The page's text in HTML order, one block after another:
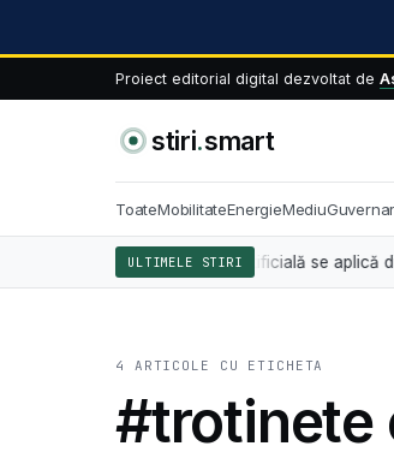
Proiect editorial digital dezvoltat de
stiri.smart
ToateMobilitateEnergieMediu
ULTIMELE STIRI
privind inteligența artificială se aplică din 2
4 ARTICOLE CU ETICHETA
#trotinete